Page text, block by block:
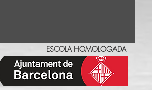
ESCOLA HOMOLOGADA